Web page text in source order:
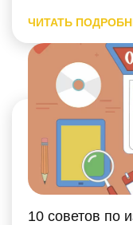
некоторые из
действительные
изучения
заблуждение
преподавать […]
ЧИТАТЬ
10 советов по